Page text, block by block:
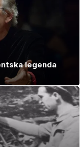
legenda